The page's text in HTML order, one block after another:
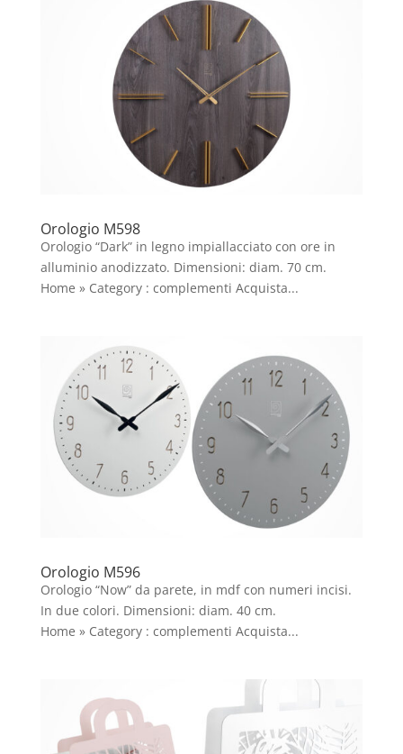
Orologio M598
Orologio “Dark” in legno impiallacciato con ore in
alluminio anodizzato. Dimensioni: diam. 70 cm.
Home » Category : complementi Acquista...
Orologio M596
Orologio “Now” da parete, in mdf con numeri incisi.
In due colori. Dimensioni: diam. 40 cm.
Home » Category : complementi Acquista...